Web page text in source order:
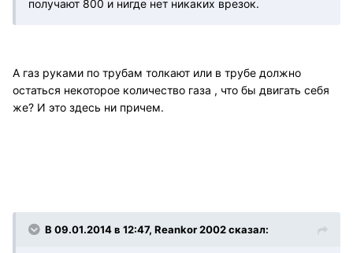
получают 800 и нигде нет никаких врезок.
А газ руками по трубам толкают или в трубе должно
остаться некоторое количество газа , что бы двигать себя
же? И это здесь ни причем.
В 09.01.2014 в 12:47, Reankor 2002 сказал: